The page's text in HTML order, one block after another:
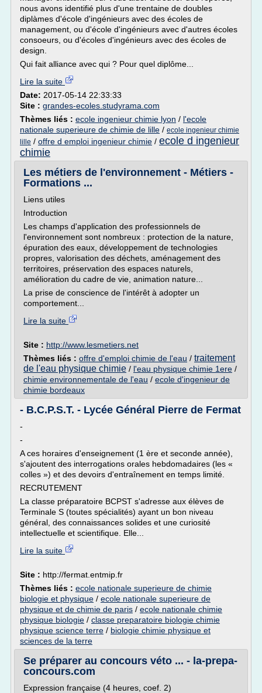
nous avons identifié plus d'une trentaine de doubles
diplàmes d'école d'ingénieurs avec des écoles de
management, ou d'école d'ingénieurs avec d'autres écoles
consoeurs, ou d'écoles d'ingénieurs avec des écoles de
design.
Qui fait alliance avec qui ? Pour quel diplôme...
Lire la suite
Date: 2017-05-14 22:33:33
Site : grandes-ecoles.studyrama.com
Thèmes liés : ecole ingenieur chimie lyon / l'ecole
nationale superieure de chimie de lille / ecole ingenieur chimie
lille / offre d emploi ingenieur chimie / ecole d ingenieur
chimie
Les métiers de l'environnement - Métiers -
Formations ...
Liens utiles
Introduction
Les champs d'application des professionnels de
l'environnement sont nombreux : protection de la nature,
épuration des eaux, développement de technologies
propres, valorisation des déchets, aménagement des
territoires, préservation des espaces naturels,
amélioration du cadre de vie, animation nature...
La prise de conscience de l'intérêt à adopter un
comportement...
Lire la suite
Site : http://www.lesmetiers.net
Thèmes liés : offre d'emploi chimie de l'eau / traitement
de l'eau physique chimie / l'eau physique chimie 1ere /
chimie environnementale de l'eau / ecole d'ingenieur de
chimie bordeaux
- B.C.P.S.T. - Lycée Général Pierre de Fermat
-
-
A ces horaires d'enseignement (1 ère et seconde année),
s'ajoutent des interrogations orales hebdomadaires (les «
colles ») et des devoirs d'entraînement en temps limité.
RECRUTEMENT
La classe préparatoire BCPST s'adresse aux élèves de
Terminale S (toutes spécialités) ayant un bon niveau
général, des connaissances solides et une curiosité
intellectuelle et scientifique. Elle...
Lire la suite
Site : http://fermat.entmip.fr
Thèmes liés : ecole nationale superieure de chimie
biologie et physique / ecole nationale superieure de
physique et de chimie de paris / ecole nationale chimie
physique biologie / classe preparatoire biologie chimie
physique science terre / biologie chimie physique et
sciences de la terre
Se préparer au concours véto ... - la-prepa-
concours.com
Expression française (4 heures, coef. 2)